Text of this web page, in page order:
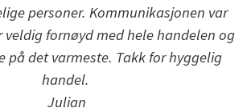
personer. Kommunikasjonen var
veldig fornøyd med hele handelen og
på det varmeste. Takk for hyggelig
handel.
Julian